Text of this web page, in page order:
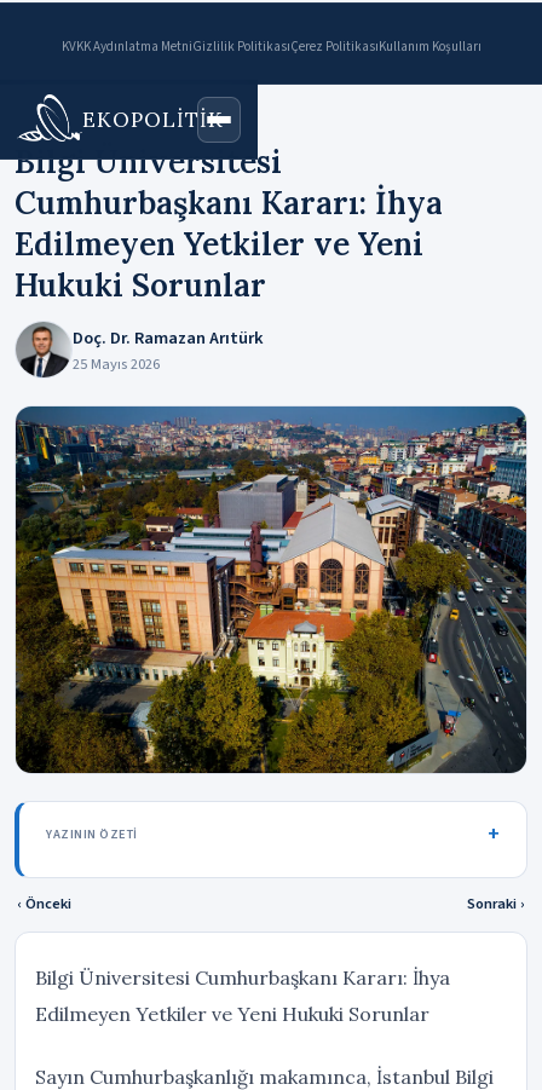
EKOPOLİTİK
Ana Sayfa Makaleler
Bilgi Üniversitesi
Cumhurbaşkanı Kararı: İhya
Edilmeyen Yetkiler ve Yeni
Hukuki Sorunlar
Doç. Dr. Ramazan Arıtürk
25 Mayıs 2026
YAZININ ÖZETI
‹ Önceki Sonraki ›
Bilgi Üniversitesi Cumhurbaşkanı Kararı: İhya
Edilmeyen Yetkiler ve Yeni Hukuki Sorunlar
Sayın Cumhurbaşkanlığı makamınca, İstanbul Bilgi
KVKK Aydınlatma MetniGizlilik PolitikasıÇerez PolitikasıKullanım Koşulları